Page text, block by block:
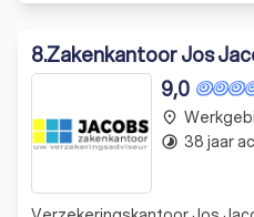
8.Zakenkantoor Jos
9,0
place
timelapse 38 jaar